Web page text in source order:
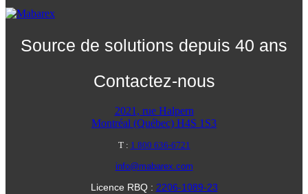
Source de solutions depuis 40 ans
Contactez-nous
2021, rue Halpern
Montréal (Québec) H4S 1S3
T : 1 800 636-6721
info@mabarex.com
Licence RBQ : 2206-1089-23